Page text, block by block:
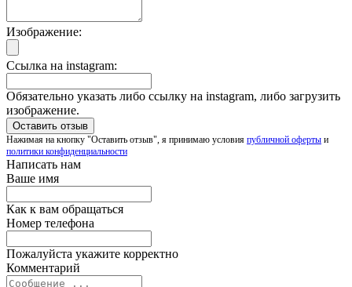
Изображение:
Ссылка на instagram:
Обязательно указать либо ссылку на instagram, либо загрузить
изображение.
Нажимая на кнопку "Оставить отзыв", я принимаю условия публичной оферты и
политики конфиденциальности
Написать нам
Ваше имя
Как к вам обращаться
Номер телефона
Пожалуйста укажите корректно
Комментарий